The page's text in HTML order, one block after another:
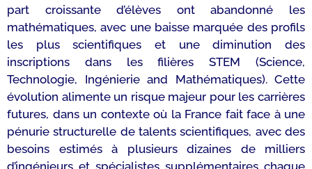
part croissante d’élèves ont abandonné les
mathématiques, avec une baisse marquée des profils
les plus scientifiques et une diminution des
inscriptions dans les filières STEM (Science,
Technologie, Ingénierie and Mathématiques). Cette
évolution alimente un risque majeur pour les carrières
futures, dans un contexte où la France fait face à une
pénurie structurelle de talents scientifiques, avec des
besoins estimés à plusieurs dizaines de milliers
d’ingénieurs et spécialistes supplémentaires chaque